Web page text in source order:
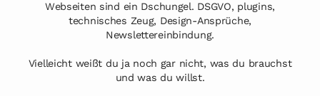
Webseiten sind ein Dschungel. DSGVO, plugins,
technisches Zeug, Design-Ansprüche,
Newslettereinbindung.
Vielleicht weißt du ja noch gar nicht, was du brauchst
und was du willst.